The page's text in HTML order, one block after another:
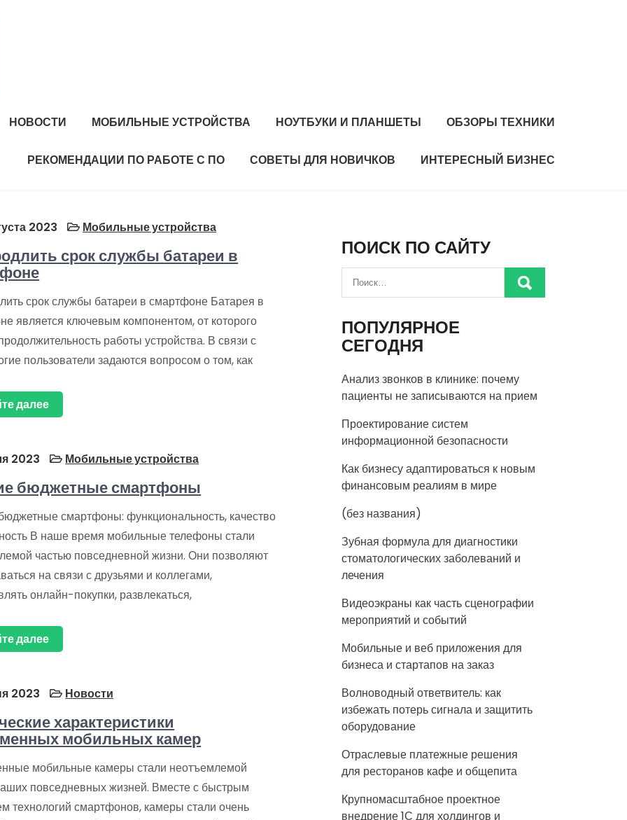
НОВОСТИ МОБИЛЬНЫЕ УСТРОЙСТВА НОУТБУКИ И ПЛАНШЕТЫ ОБЗОРЫ ТЕХНИКИ
РЕКОМЕНДАЦИИ ПО РАБОТЕ С ПО СОВЕТЫ ДЛЯ НОВИЧКОВ ИНТЕРЕСНЫЙ БИЗНЕС
2023 Мобильные устройства
срок службы батареи в
срок службы батареи в смартфоне Батарея в
является ключевым компонентом, от которого
работы устройства. В связи с
пользователи задаются вопросом о том, как
далее
2023 Мобильные устройства
бюджетные смартфоны
смартфоны: функциональность, качество
В наше время мобильные телефоны стали
частью повседневной жизни. Они позволяют
на связи с друзьями и коллегами,
онлайн-покупки, развлекаться,
далее
2023 Новости
характеристики
мобильных камер
мобильные камеры стали неотъемлемой
повседневных жизней. Вместе с быстрым
технологий смартфонов, камеры стали очень
ПОИСК ПО САЙТУ
ПОПУЛЯРНОЕ
СЕГОДНЯ
Анализ звонков в клинике: почему
пациенты не записываются на прием
Проектирование систем
информационной безопасности
Как бизнесу адаптироваться к новым
финансовым реалиям в мире
(без названия)
Зубная формула для диагностики
стоматологических заболеваний и
лечения
Видеоэкраны как часть сценографии
мероприятий и событий
Мобильные и веб приложения для
бизнеса и стартапов на заказ
Волноводный ответвитель: как
избежать потерь сигнала и защитить
оборудование
Отраслевые платежные решения
для ресторанов кафе и общепита
Крупномасштабное проектное
внедрение 1С для холдингов и